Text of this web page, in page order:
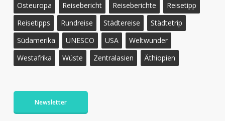
Osteuropa Reisebericht Reiseberichte
Reisetipp
Reisetipps
Rundreise Städtereise
Städtetrip
Südamerika
UNESCO USA
Weltwunder
Westafrika
Wüste Zentralasien Äthiopien
Newsletter